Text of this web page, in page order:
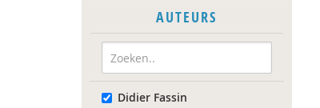
AUTEURS
Didier Fassin